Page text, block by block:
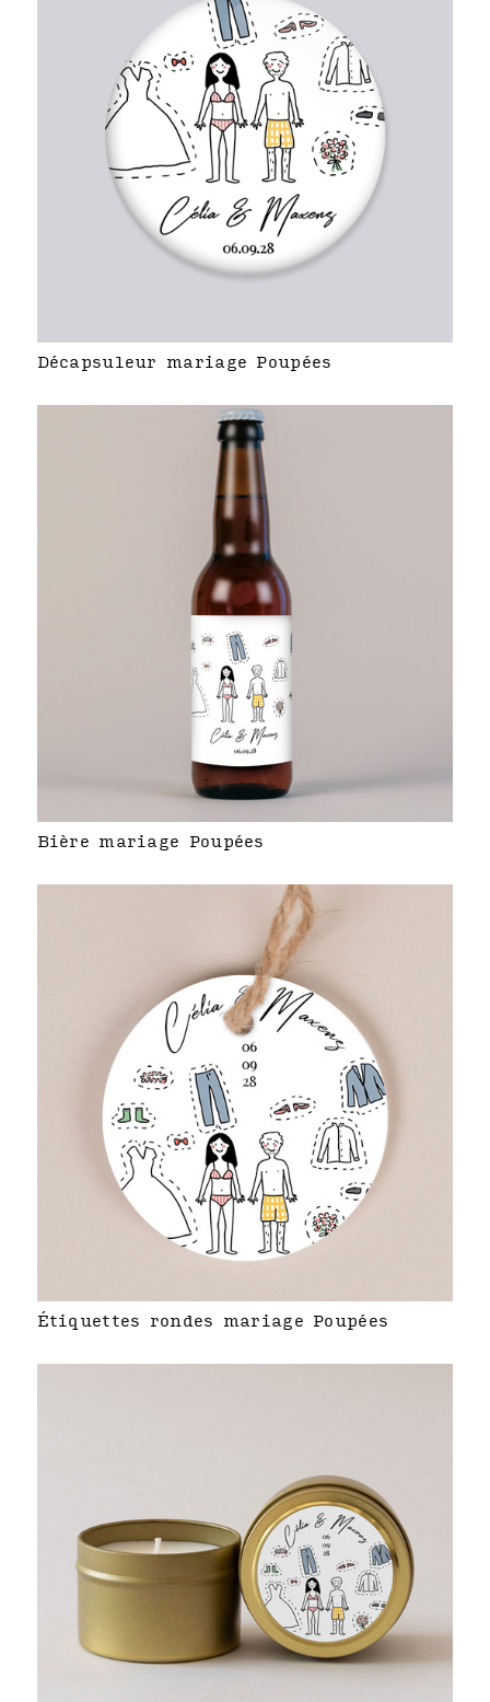
Décapsuleur mariage Poupées
Bière mariage Poupées
Étiquettes rondes mariage Poupées